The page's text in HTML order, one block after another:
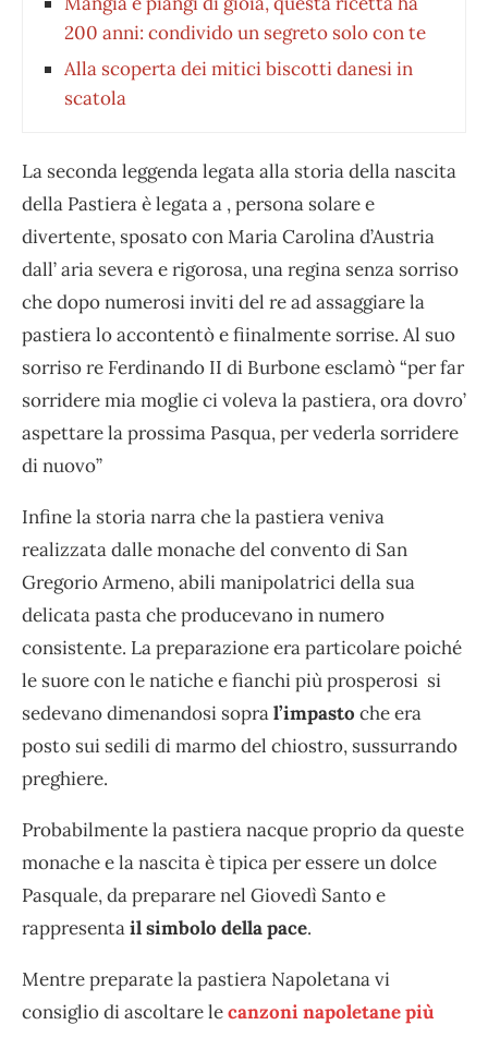
200 anni: condivido un segreto solo con te
Alla scoperta dei mitici biscotti danesi in
scatola
La seconda leggenda legata alla storia della nascita
della Pastiera è legata a , persona solare e
divertente, sposato con Maria Carolina d’Austria
dall’ aria severa e rigorosa, una regina senza sorriso
che dopo numerosi inviti del re ad assaggiare la
pastiera lo accontentò e fiinalmente sorrise. Al suo
sorriso re Ferdinando II di Burbone esclamò “per far
sorridere mia moglie ci voleva la pastiera, ora dovro’
aspettare la prossima Pasqua, per vederla sorridere
di nuovo”
Infine la storia narra che la pastiera veniva
realizzata dalle monache del convento di San
Gregorio Armeno, abili manipolatrici della sua
delicata pasta che producevano in numero
consistente. La preparazione era particolare poiché
le suore con le natiche e fianchi più prosperosi si
sedevano dimenandosi sopral’impasto che era
posto sui sedili di marmo del chiostro, sussurrando
preghiere.
Probabilmente la pastiera nacque proprio da queste
monache e la nascita è tipica per essere un dolce
Pasquale, da preparare nel Giovedì Santo e
rappresentail simbolo della pace.
Mentre preparate la pastiera Napoletana vi
consiglio di ascoltare lecanzoni napoletane più